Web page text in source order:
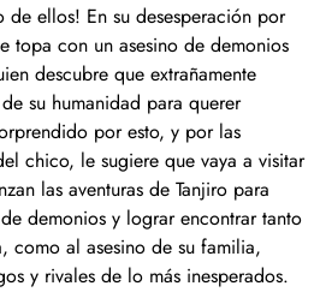
ellos! En su desesperación por
topa con un asesino de demonios
descubre que extrañamente
su humanidad para querer
por esto, y por las
chico, le sugiere que vaya a visitar
las aventuras de Tanjiro para
demonios y lograr encontrar tanto
como al asesino de su familia,
y rivales de lo más inesperados.